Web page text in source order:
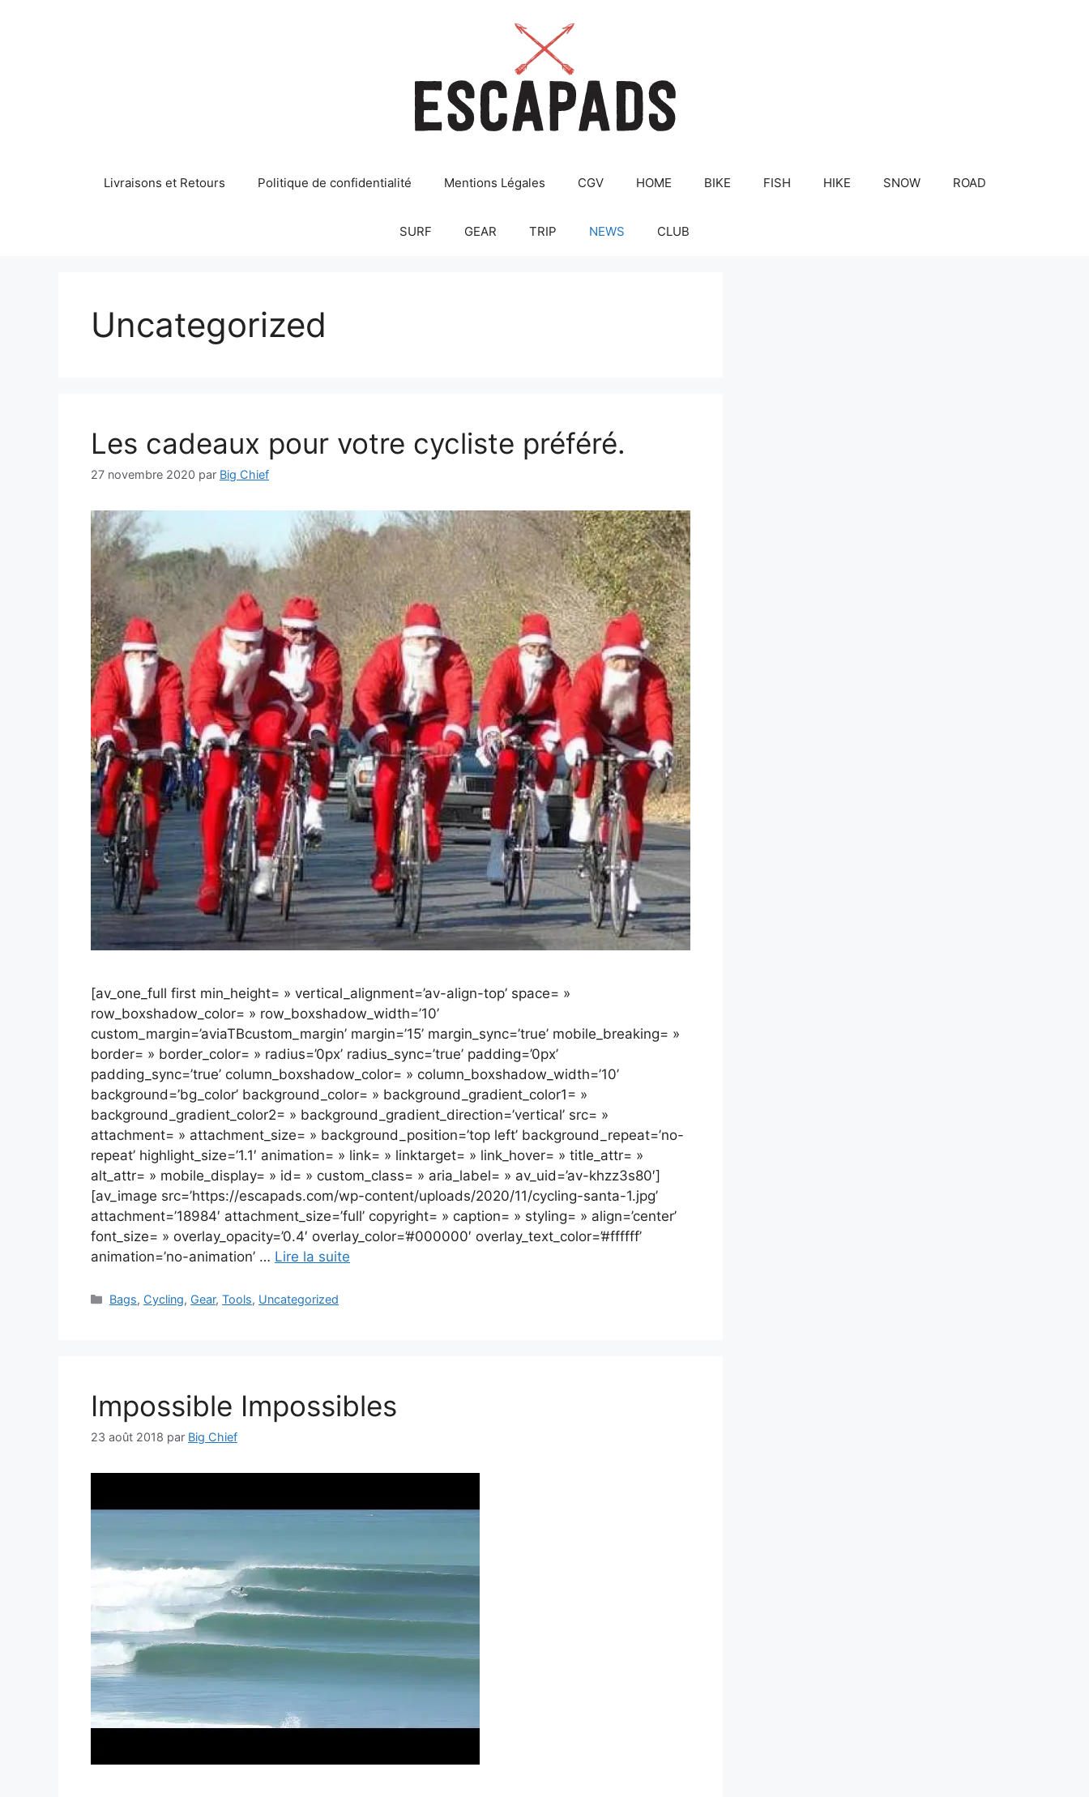
Livraisons et Retours Politique de confidentialité Mentions Légales CGV HOME BIKE FISH HIKE SNOW ROAD
SURF GEAR TRIP NEWS CLUB
Uncategorized
Les cadeaux pour votre cycliste préféré.
27 novembre 2020 par Big Chief
[av_one_full first min_height= » vertical_alignment=’av-align-top’ space= »
row_boxshadow_color= » row_boxshadow_width=’10’
custom_margin=’aviaTBcustom_margin’ margin=’15’ margin_sync=’true’ mobile_breaking= »
border= » border_color= » radius=’0px’ radius_sync=’true’ padding=’0px’
padding_sync=’true’ column_boxshadow_color= » column_boxshadow_width=’10’
background=’bg_color’ background_color= » background_gradient_color1= »
background_gradient_color2= » background_gradient_direction=’vertical’ src= »
attachment= » attachment_size= » background_position=’top left’ background_repeat=’no-
repeat’ highlight_size=’1.1′ animation= » link= » linktarget= » link_hover= » title_attr= »
alt_attr= » mobile_display= » id= » custom_class= » aria_label= » av_uid=’av-khzz3s80′]
[av_image src=’https://escapads.com/wp-content/uploads/2020/11/cycling-santa-1.jpg’
attachment=’18984′ attachment_size=’full’ copyright= » caption= » styling= » align=’center’
font_size= » overlay_opacity=’0.4′ overlay_color=’#000000′ overlay_text_color=’#ffffff’
animation=’no-animation’ … Lire la suite
Catégories
Bags, Cycling, Gear,Tools, Uncategorized
Impossible Impossibles
23 août 2018 par Big Chief